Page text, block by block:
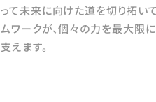
って未来に向けた道を切り拓い
ムワークが、個々の力を最大限
支えます。